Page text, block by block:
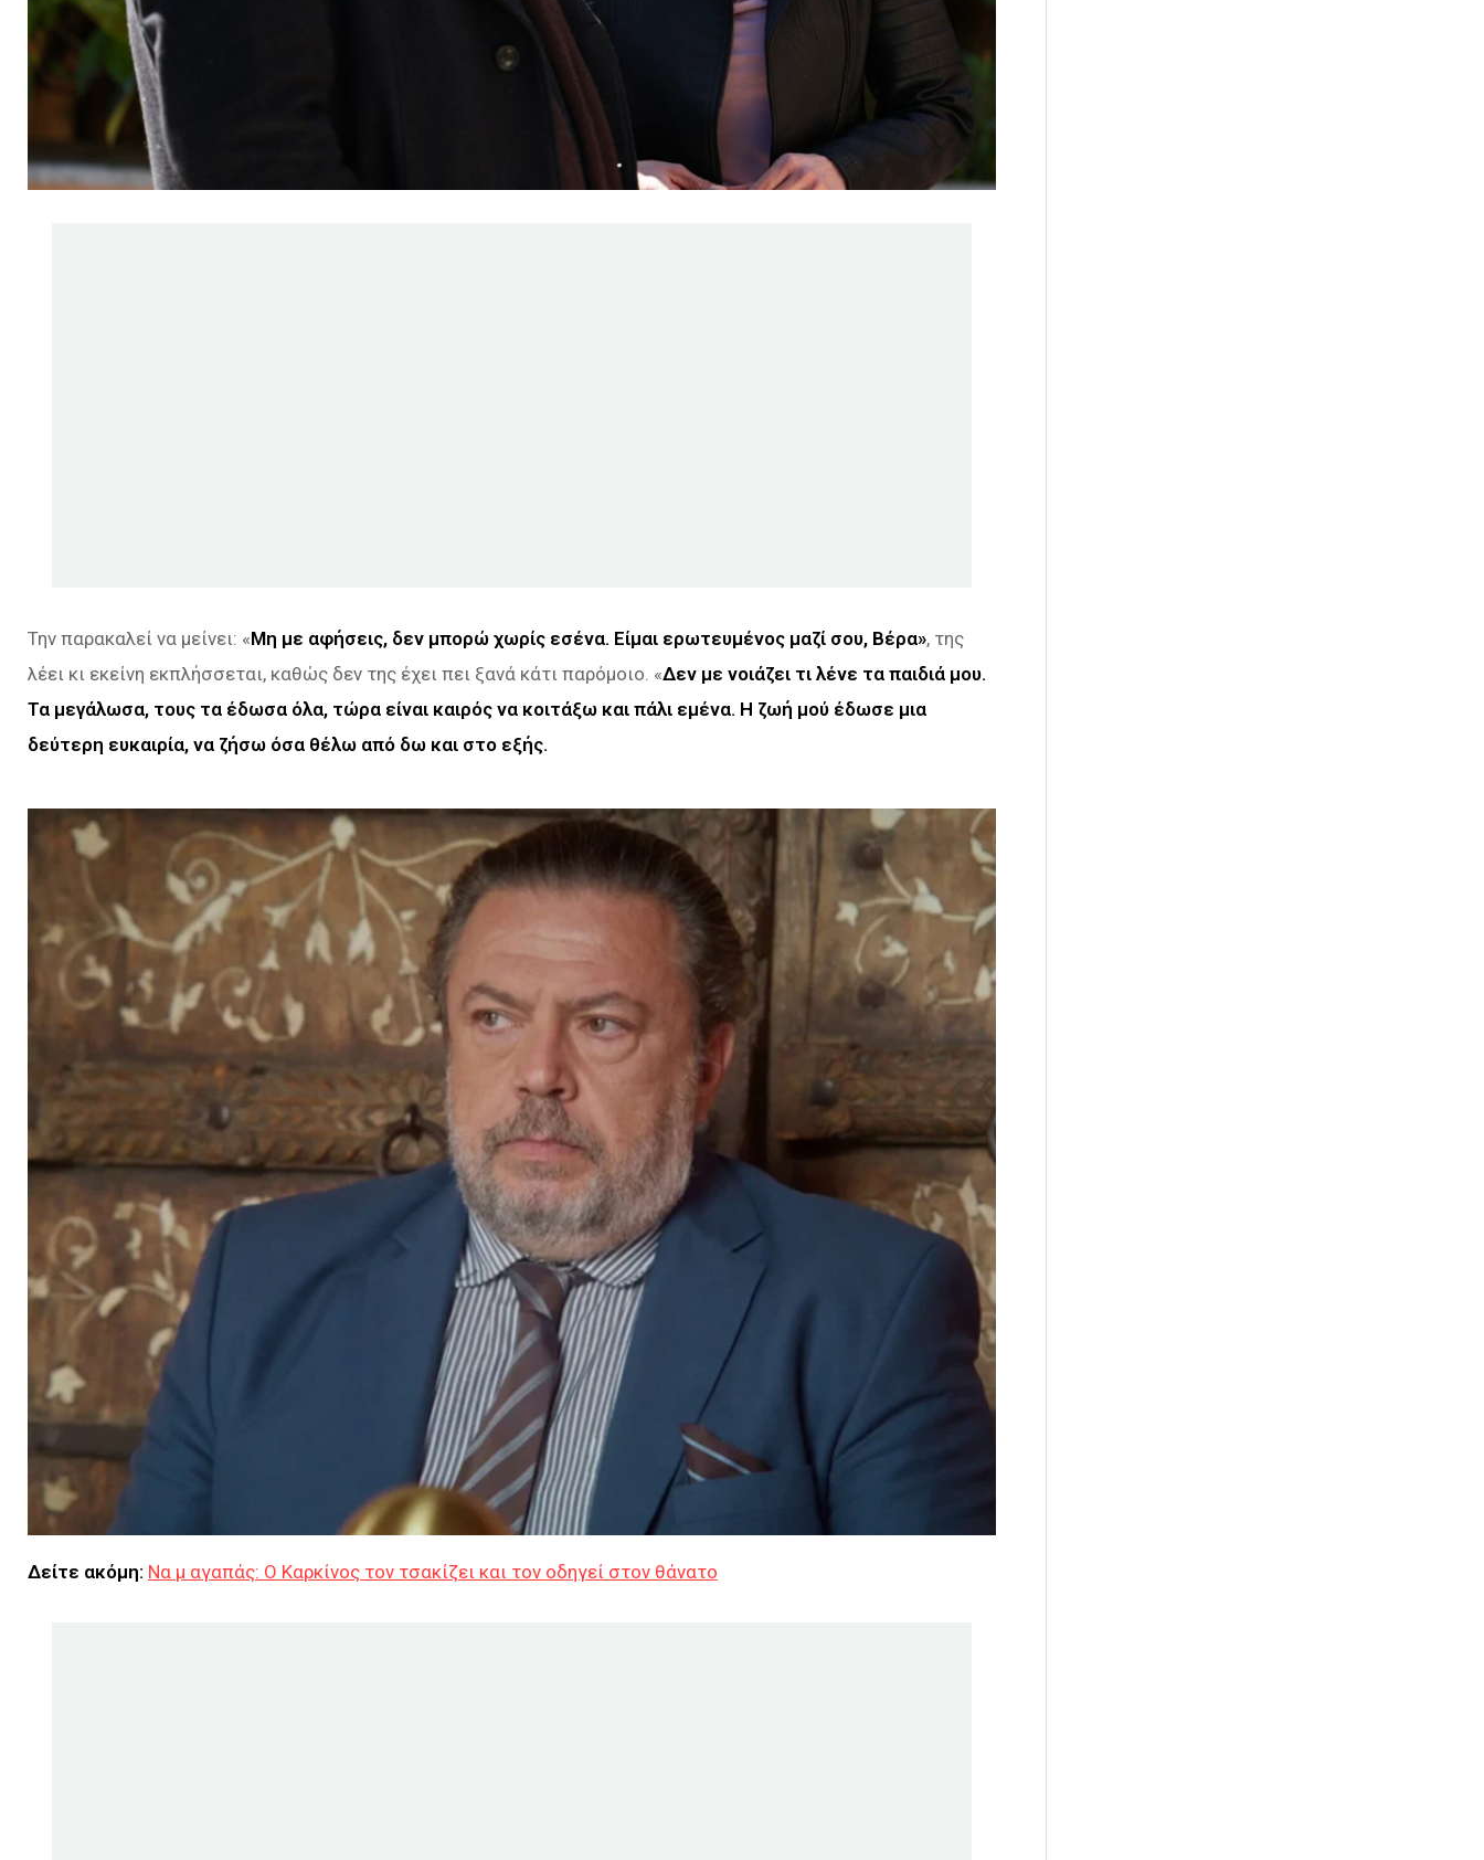
Την παρακαλεί να μείνει: «Μη με αφήσεις, δεν μπορώ χωρίς εσένα. Είμαι ερωτευμένος μαζί σου, Βέρα», της
λέει κι εκείνη εκπλήσσεται, καθώς δεν της έχει πει ξανά κάτι παρόμοιο. «Δεν με νοιάζει τι λένε τα παιδιά μου.
Τα μεγάλωσα, τους τα έδωσα όλα, τώρα είναι καιρός να κοιτάξω και πάλι εμένα. Η ζωή μού έδωσε μια
δεύτερη ευκαιρία, να ζήσω όσα θέλω από δω και στο εξής.
Δείτε ακόμη: Να μ αγαπάς: Ο Καρκίνος τον τσακίζει και τον οδηγεί στον θάνατο